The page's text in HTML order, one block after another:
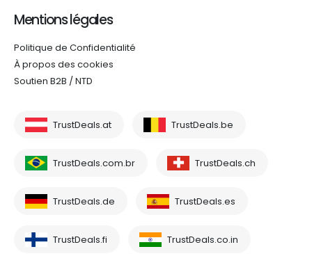
Mentions légales
Politique de Confidentialité
À propos des cookies
Soutien B2B / NTD
TrustDeals.at TrustDeals.be
TrustDeals.com.br TrustDeals.ch
TrustDeals.de TrustDeals.es
TrustDeals.fi TrustDeals.co.in